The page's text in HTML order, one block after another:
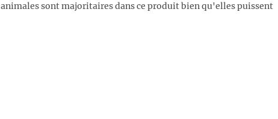
sont majoritaires dans ce produit bien qu'elles puissent